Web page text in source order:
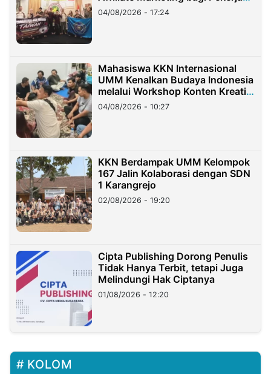
Migran Indonesia di Taiwan
04/08/2026 - 17:24
Mahasiswa KKN Internasional
UMM Kenalkan Budaya Indonesia
melalui Workshop Konten Kreatif
di Taiwan
04/08/2026 - 10:27
KKN Berdampak UMM Kelompok
167 Jalin Kolaborasi dengan SDN
1 Karangrejo
02/08/2026 - 19:20
Cipta Publishing Dorong Penulis
Tidak Hanya Terbit, tetapi Juga
Melindungi Hak Ciptanya
01/08/2026 - 12:20
KOLOM